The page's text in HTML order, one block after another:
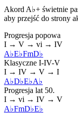
Akord A♭+ świetnie
aby przejść do strony
Progresja popowa
I → V → vi → IV
A♭E♭FmD♭
Klasyczne I-IV-V
I → IV → V → I
A♭D♭E♭A♭
Progresja lat 50.
I → vi → IV → V
A♭FmD♭E♭